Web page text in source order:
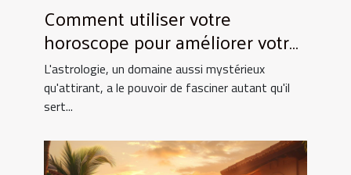
Comment utiliser votre
horoscope pour améliorer votre
quotidien
L'astrologie, un domaine aussi mystérieux
qu'attirant, a le pouvoir de fasciner autant qu'il
sert...